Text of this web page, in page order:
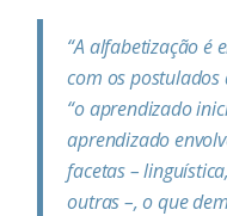
“A alfabetização é
com os postulados
“o aprendizado
aprendizado
facetas –
outras –, o que